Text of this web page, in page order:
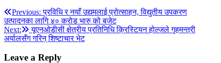
Post
navigation
Previous: प्रविधि र नयाँ उद्यमलाई प्रोत्साहन, विद्युतीय उपकरण
उत्पादनका लागि ४० करोड भारु को बजेट
Next:
यूएनओडीसी क्षेत्रीय प्रतिनिधि क्रिस्टियन होल्जले गृहमन्त्री
अर्यालसँग गरिन् शिष्टाचार भेट
Leave a Reply